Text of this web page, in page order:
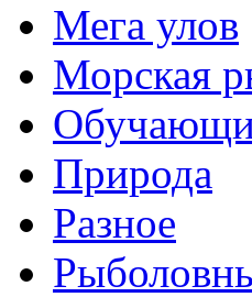
Мега улов
Морская
Природа
Разное